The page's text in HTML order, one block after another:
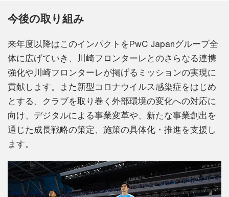
今後の取り組み
来年度以降はこのインパクトをPwC Japanグループ全
体に広げていき、川崎フロンターレとのさらなる連携
強化や川崎フロンターレが掲げるミッションの実現に
貢献します。また新型コロナウイルス感染症をはじめ
とする、クラブを取り巻く外部環境の変化への対応に
向け、デジタルによる事業変革や、新たな事業創出を
通じた成長戦略の策定、施策の具体化・推進を支援し
ます。